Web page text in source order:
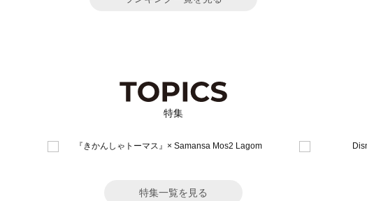
特集
特集一覧を見る